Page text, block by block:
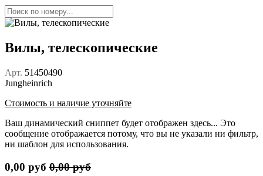
Вилы, телескопические
Арт. 51450490
Jungheinrich
Стоимость и наличие уточняйте
Ваш динамический сниппет будет отображен здесь... Это
сообщение отображается потому, что вы не указали ни фильтр,
ни шаблон для использования.
0,00 руб 0,00руб